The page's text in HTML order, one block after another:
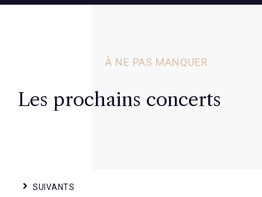
À NE PAS MANQUER
Les prochains concerts
SUIVANTS